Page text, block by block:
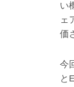
い
ェ
価
今
と